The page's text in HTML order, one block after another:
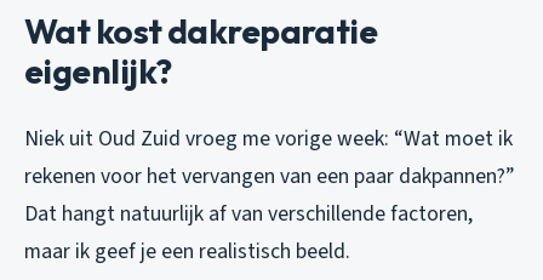
Wat kost dakreparatie
eigenlijk?
Niek uit Oud Zuid vroeg me vorige week: “Wat moet ik
rekenen voor het vervangen van een paar dakpannen?”
Dat hangt natuurlijk af van verschillende factoren,
maar ik geef je een realistisch beeld.